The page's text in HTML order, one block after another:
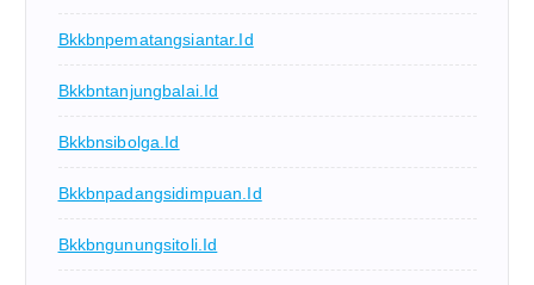
Bkkbnpematangsiantar.id
Bkkbntanjungbalai.id
Bkkbnsibolga.id
Bkkbnpadangsidimpuan.id
Bkkbngunungsitoli.id